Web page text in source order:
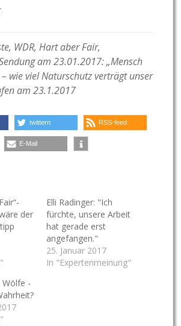
WDR, Hart aber Fair,
am 23.01.2017: „Mensch
wie viel Naturschutz verträgt unser
am 23.1.2017
twittern RSS-feed
E-Mail
der
Elli Radinger: "Ich
fürchte, unsere Arbeit
hat gerade erst
angefangen."
25. Januar 2017
In "Expertenmeinung"
Wölfe -